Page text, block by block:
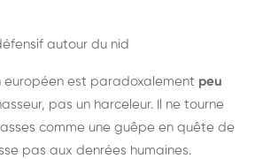
autour du nid
européen est paradoxalement peu
pas un harceleur. Il ne tourne
comme une guêpe en quête de
pas aux denrées humaines.